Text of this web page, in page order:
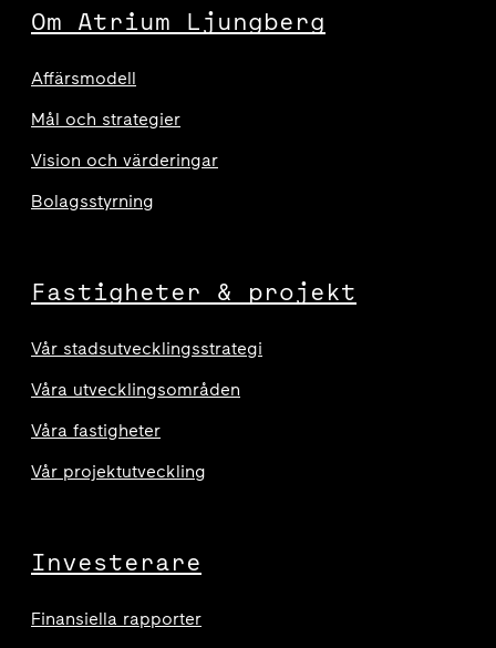
Om Atrium Ljungberg
Affärsmodell
Mål och strategier
Vision och värderingar
Bolagsstyrning
Fastigheter & projekt
Vår stadsutvecklingsstrategi
Våra utvecklingsområden
Våra fastigheter
Vår projektutveckling
Investerare
Finansiella rapporter